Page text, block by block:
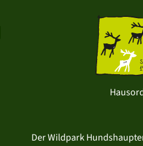
Der Wildpark